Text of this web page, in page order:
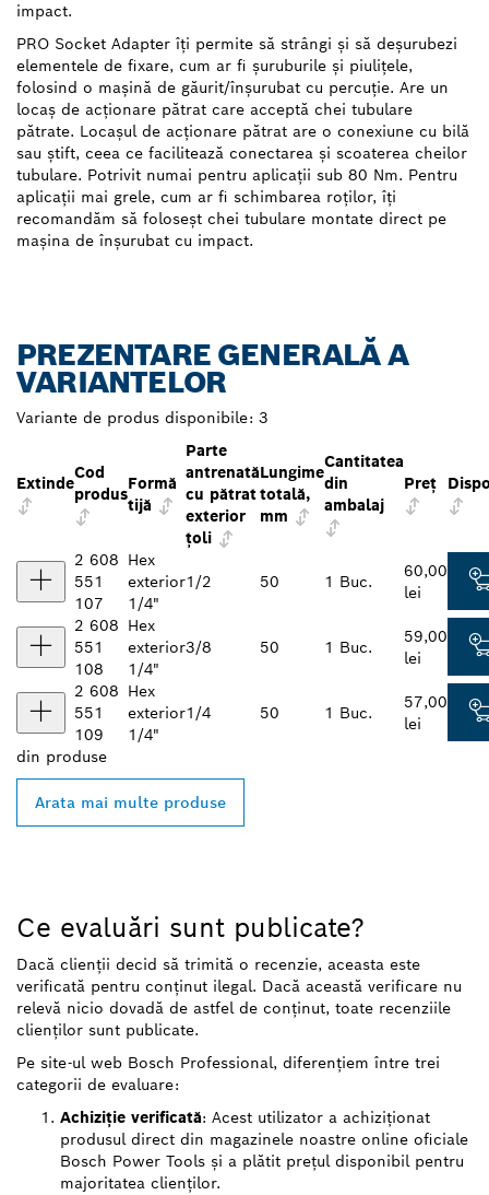
impact.
PRO Socket Adapter îți permite să strângi și să deșurubezi
elementele de fixare, cum ar fi șuruburile și piulițele,
folosind o mașină de găurit/înșurubat cu percuție. Are un
locaș de acționare pătrat care acceptă chei tubulare
pătrate. Locașul de acționare pătrat are o conexiune cu bilă
sau știft, ceea ce facilitează conectarea și scoaterea cheilor
tubulare. Potrivit numai pentru aplicații sub 80 Nm. Pentru
aplicații mai grele, cum ar fi schimbarea roților, îți
recomandăm să foloseșt chei tubulare montate direct pe
mașina de înșurubat cu impact.
PREZENTARE GENERALĂ A
VARIANTELOR
Variante de produs disponibile: 3
Extinde
Cod
produs
Formă
tijă
Parte
antrenată
cu pătrat
exterior
ţoli
Lungime
totală,
mm
Cantitatea
din
ambalaj
Preţ
2 608
551
107
Hex
exterior
1/4"
1/2 50 1 Buc.
60,00
lei
2 608
551
108
Hex
exterior
1/4"
3/8 50 1 Buc.
59,00
lei
2 608
551
109
Hex
exterior
1/4"
1/4 50 1 Buc.
57,00
lei
din produse
Arata mai multe produse
Ce evaluări sunt publicate?
Dacă clienții decid să trimită o recenzie, aceasta este
verificată pentru conținut ilegal. Dacă această verificare nu
relevă nicio dovadă de astfel de conținut, toate recenziile
clienților sunt publicate.
Pe site-ul web Bosch Professional, diferențiem între trei
categorii de evaluare:
Achiziție verificată: Acest utilizator a achiziționat
produsul direct din magazinele noastre online oficiale
Bosch Power Tools și a plătit prețul disponibil pentru
majoritatea clienților.